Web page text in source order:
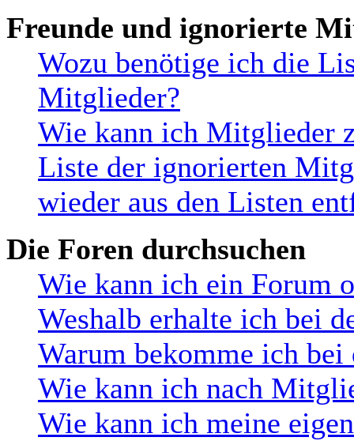
Freunde und ignorierte
Wozu benötige ich die
Mitglieder?
Wie kann ich Mitglieder
Liste der ignorierten
wieder aus den Listen
Die Foren durchsuchen
Wie kann ich ein Forum
Weshalb erhalte ich bei
Warum bekomme ich bei
Wie kann ich nach
Wie kann ich meine